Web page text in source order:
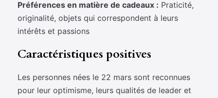
Préférences en matière de cadeaux : Praticité,
originalité, objets qui correspondent à leurs
intérêts et passions
Caractéristiques positives
Les personnes nées le 22 mars sont reconnues
pour leur optimisme, leurs qualités de leader et